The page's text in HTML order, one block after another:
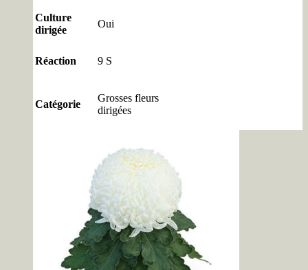
Culture
dirigée
Oui
Réaction 9 S
Catégorie
Grosses fleurs
dirigées